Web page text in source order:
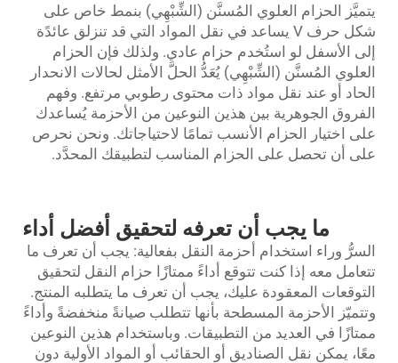
يتميَّز الحزام العلوي المُسنَّن (الشِّبْهِي) بنمط خاص على
شكل حرف V يساعد في نقل المواد التي قد تنزلق عائدًة
إلى الأسفل لو استُخدم حزام عادي. ولذلك فإن الحزام
العلوي المُسنَّن (الشِّبْهِي) يُعَدُّ الحلَّ الأمثل لحالات الانحدار
الحاد أو عند نقل مواد ذات محتوى رطوبي مرتفع. وفهم
الفروق الجوهرية بين هذين النوعين من الأحزمة يُساعدك
على اختيار الحزام الأنسب تمامًا لاحتياجاتك. ونحن نحرص
على أن تحصل على الحزام المناسب لتطبيقك المحدَّد.
ما يجب أن تعرفه لتحقيق أفضل أداء
السرُّ وراء استخدام أحزمة النقل بفعالية: يجب أن تعرف ما
تتعامل معه إذا كنت تتوقع أداءً ممتازًا حزام النقل لتحقيق
التوقعات المعقودة عليك، يجب أن تعرف ما يتطلبه المنتج.
وتتميّز الأحزمة المسطحة بأنها تتطلب صيانةً منخفضةً وأداءً
ممتازًا في العديد من التطبيقات. وباستخدام هذين النوعين
معًا، يمكن نقل الصناديق أو الحقائب أو المواد الأولية دون